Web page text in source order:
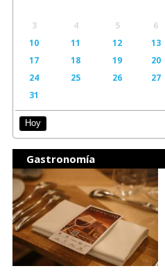
3
4 5 6
10
11 12 13
17
18 19 20
24
25 26 27
31
Hoy
Gastronomía